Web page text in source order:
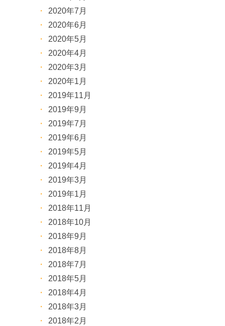
2020年7月
2020年6月
2020年5月
2020年4月
2020年3月
2020年1月
2019年11月
2019年9月
2019年7月
2019年6月
2019年5月
2019年4月
2019年3月
2019年1月
2018年11月
2018年10月
2018年9月
2018年8月
2018年7月
2018年5月
2018年4月
2018年3月
2018年2月